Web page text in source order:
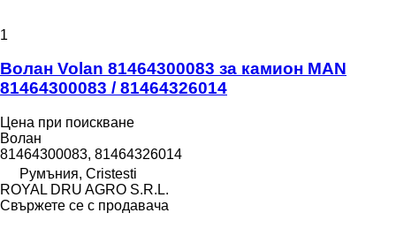
1
Волан Volan 81464300083 за камион MAN
81464300083 / 81464326014
Цена при поискване
Волан
81464300083, 81464326014
Румъния, Cristesti
ROYAL DRU AGRO S.R.L.
Свържете се с продавача